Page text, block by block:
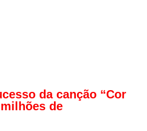
da canção “Cor
de